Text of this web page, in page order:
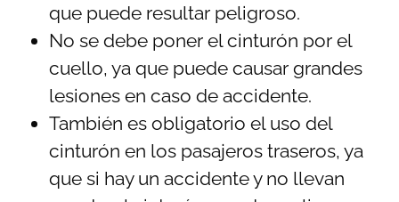
que puede resultar peligroso.
No se debe poner el cinturón por el
cuello, ya que puede causar grandes
lesiones en caso de accidente.
También es obligatorio el uso del
cinturón en los pasajeros traseros, ya
que si hay un accidente y no llevan